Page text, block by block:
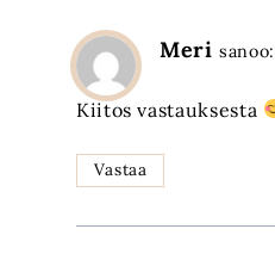
Meri sanoo:
Kiitos vastauksesta
Vastaa